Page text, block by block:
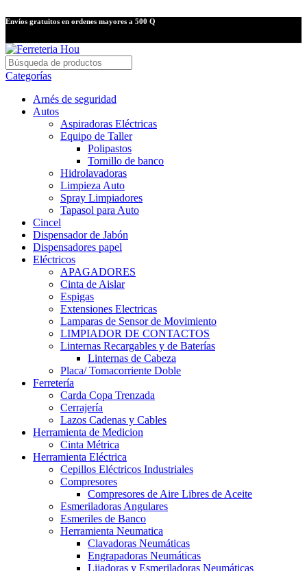
Envíos gratuitos en ordenes mayores a 500 Q
Categorías
Arnés de seguridad
Autos
Aspiradoras Eléctricas
Equipo de Taller
Polipastos
Tornillo de banco
Hidrolavadoras
Limpieza Auto
Spray Limpiadores
Tapasol para Auto
Cincel
Dispensador de Jabón
Dispensadores papel
Eléctricos
APAGADORES
Cinta de Aislar
Espigas
Extensiones Electricas
Lamparas de Sensor de Movimiento
LIMPIADOR DE CONTACTOS
Linternas Recargables y de Baterías
Linternas de Cabeza
Placa/ Tomacorriente Doble
Ferretería
Carda Copa Trenzada
Cerrajería
Lazos Cadenas y Cables
Herramienta de Medicion
Cinta Métrica
Herramienta Eléctrica
Cepillos Eléctricos Industriales
Compresores
Compresores de Aire Libres de Aceite
Esmeriladoras Angulares
Esmeriles de Banco
Herramienta Neumatica
Clavadoras Neumáticas
Engrapadoras Neumáticas
Lijadoras y Esmeriladoras Neumáticas